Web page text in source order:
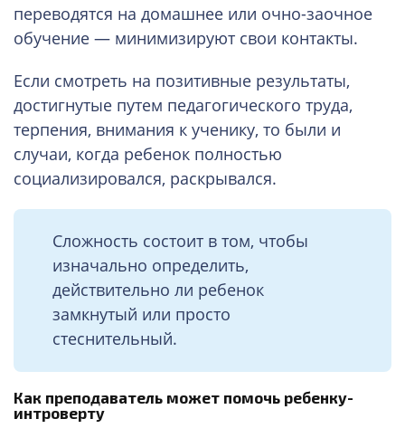
переводятся на домашнее или очно-заочное
обучение — минимизируют свои контакты.
Если смотреть на позитивные результаты,
достигнутые путем педагогического труда,
терпения, внимания к ученику, то были и
случаи, когда ребенок полностью
социализировался, раскрывался.
Сложность состоит в том, чтобы
изначально определить,
действительно ли ребенок
замкнутый или просто
стеснительный.
Как преподаватель может помочь ребенку-
интроверту